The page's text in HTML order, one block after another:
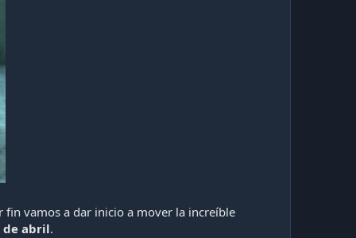
fin vamos a dar inicio a mover la increíble
de abril.